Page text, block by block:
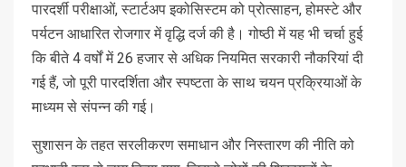
पारदर्शी परीक्षाओं, स्टार्टअप इकोसिस्टम को प्रोत्साहन, होमस्टे और
पर्यटन आधारित रोजगार में वृद्धि दर्ज की है। गोष्ठी में यह भी चर्चा हुई
कि बीते 4 वर्षों में 26 हजार से अधिक नियमित सरकारी नौकरियां दी
गई हैं, जो पूरी पारदर्शिता और स्पष्टता के साथ चयन प्रक्रियाओं के
माध्यम से संपन्न की गई।
सुशासन के तहत सरलीकरण समाधान और निस्तारण की नीति को